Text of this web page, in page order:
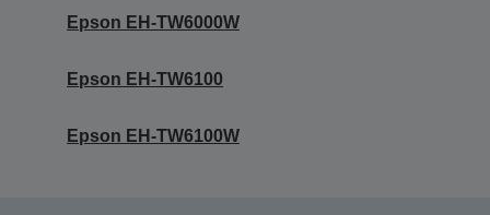
Epson EH-TW6000W
Epson EH-TW6100
Epson EH-TW6100W